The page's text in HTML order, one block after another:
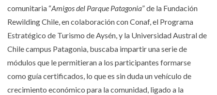
comunitaria “Amigos del Parque Patagonia” de la Fundación
Rewilding Chile, en colaboración con Conaf, el Programa
Estratégico de Turismo de Aysén, y la Universidad Austral de
Chile campus Patagonia, buscaba impartir una serie de
módulos que le permitieran a los participantes formarse
como guía certificados, lo que es sin duda un vehículo de
crecimiento económico para la comunidad, ligado a la